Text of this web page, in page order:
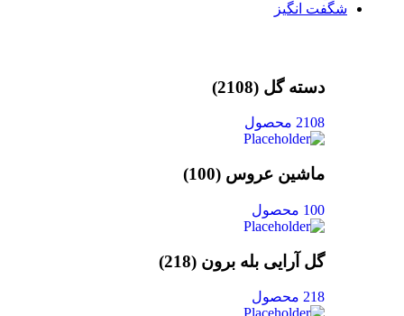
شگفت انگیز
دسته گل (2108)
2108 محصول
ماشین عروس (100)
100 محصول
گل آرایی بله برون (218)
218 محصول